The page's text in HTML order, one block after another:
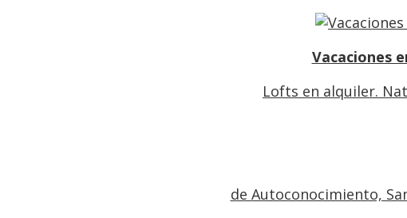
Vacaciones
Lofts en alquiler.
de Autoconocimiento,